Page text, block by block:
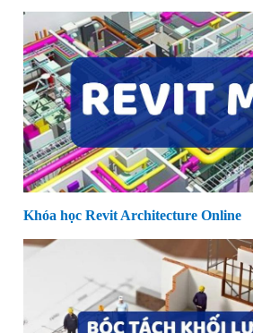
Khóa học Revit Architecture Online